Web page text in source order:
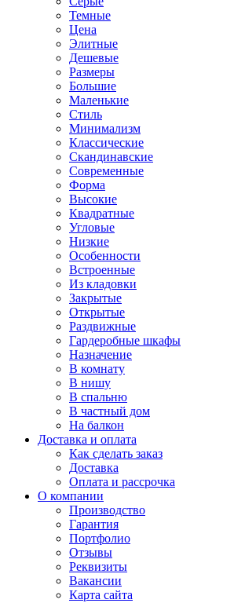
Темные
Цена
Элитные
Дешевые
Размеры
Большие
Маленькие
Стиль
Минимализм
Классические
Скандинавские
Современные
Форма
Высокие
Квадратные
Угловые
Низкие
Особенности
Встроенные
Из кладовки
Закрытые
Открытые
Раздвижные
Гардеробные шкафы
Назначение
В комнату
В нишу
В спальню
В частный дом
На балкон
Доставка и оплата
Как сделать заказ
Доставка
Оплата и рассрочка
О компании
Производство
Гарантия
Портфолио
Отзывы
Реквизиты
Вакансии
Карта сайта